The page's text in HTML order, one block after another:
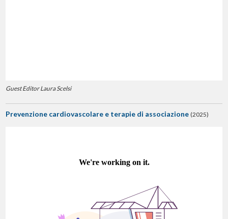
Guest Editor Laura Scelsi
Prevenzione cardiovascolare e terapie di associazione (2025)